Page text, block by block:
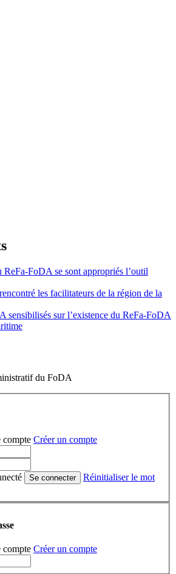
ReFa-FoDA se sont appropriés l’outil
les facilitateurs de la région de la
sensibilisés sur l’existence du ReFa-FoDA
du FoDA
compte Créer un compte
Se connecter
Réinitialiser le mot
compte Créer un compte